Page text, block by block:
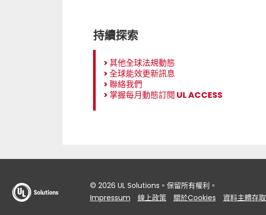
持續探索
>其他全球法規動態
>全球能效更新訊息
>聯絡我們
> 掌握每月動態訂閱 UL ACCESS
© 2026 UL Solutions。保留所有權利。
Impressum
線上政策 關於Cookies 資料主體存